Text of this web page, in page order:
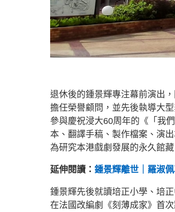
退休後的鍾景輝專注幕前演出
擔任榮譽顧問，並先後執導大
參與慶祝浸大60周年的《「我
本、翻譯手稿、製作檔案、演
為研究本港戲劇發展的永久館藏
延伸閱讀： 鍾景輝離世｜羅淑
鍾景輝先後就讀培正小學、培
在法國改編劇《刻薄成家》首